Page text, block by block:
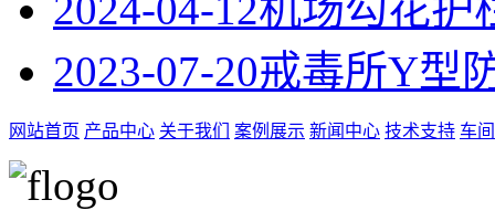
2023-07-20戒毒所Y型
网站首页 产品中心 关于我们 案例展示 新闻中心 技术支持 车